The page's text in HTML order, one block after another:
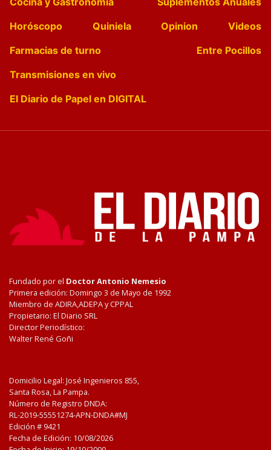
Horóscopo
Quiniela Opinion
Videos
Farmacias de turno
Entre Pocillos
Transmisiones en vivo
El Diario de Papel en DIGITAL
Fundado por el Doctor Antonio Nemesio
Primera edición: Domingo 3 de Mayo de 1992
Miembro de ADIRA,ADEPA y CPPAL
Propietario: El Diario SRL
Director Periodístico:
Walter René Goñi
Domicilio Legal: José Ingenieros 855,
Santa Rosa, La Pampa.
Número de Registro DNDA:
RL-2019-55551274-APN-DNDA#MJ
Edición # 9421
Fecha de Edición: 10/08/2026